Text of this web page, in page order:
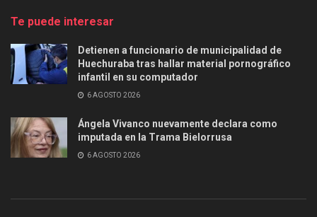
Te puede interesar
Detienen a funcionario de municipalidad de
Huechuraba tras hallar material pornográfico
infantil en su computador
6 AGOSTO 2026
Ángela Vivanco nuevamente declara como
imputada en la Trama Bielorrusa
6 AGOSTO 2026